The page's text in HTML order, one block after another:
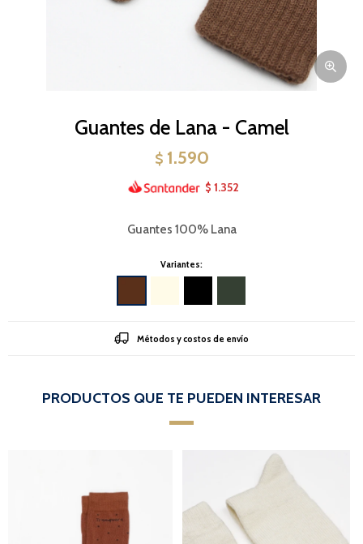
Guantes de Lana - Camel
$ 1.590
$ 1.352
Guantes 100% Lana
Variantes:
Métodos y costos de envío
PRODUCTOS QUE TE PUEDEN INTERESAR